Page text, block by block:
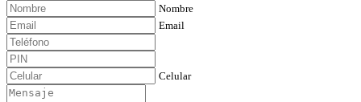
Nombre
Email
Celular